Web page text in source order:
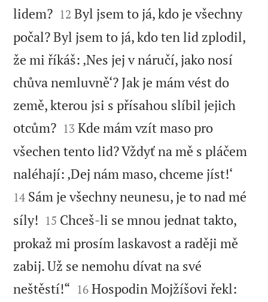
lidem?
12 Byl jsem to já, kdo je všechny
počal? Byl jsem to já, kdo ten lid zplodil,
že mi říkáš: ‚Nes jej v náručí, jako nosí
chůva nemluvně‘? Jak je mám vést do
země, kterou jsi s přísahou slíbil jejich
otcům?
13 Kde mám vzít maso pro
všechen tento lid? Vždyť na mě s pláčem
naléhají: ‚Dej nám maso, chceme jíst!‘
14 Sám je všechny neunesu, je to nad mé
síly! 

15 Chceš-li se mnou jednat takto,
prokaž mi prosím laskavost a raději mě
zabij. Už se nemohu dívat na své
neštěstí!“ 

16 Hospodin Mojžíšovi řekl: